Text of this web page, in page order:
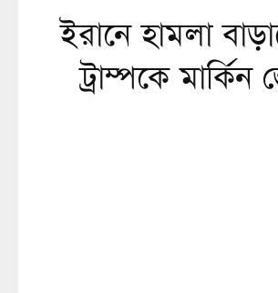
ইরানে হামলা
ট্রাম্পকে মার্কিন